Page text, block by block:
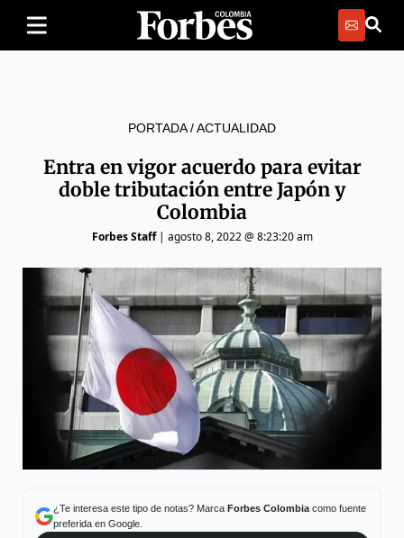
PORTADA/ACTUALIDAD
Entra en vigor acuerdo para evitar
doble tributación entre Japón y
Colombia
Forbes Staff| agosto 8, 2022 @ 8:23:20 am
¿Te interesa este tipo de notas? Marca Forbes Colombiacomo fuente
preferida en Google.